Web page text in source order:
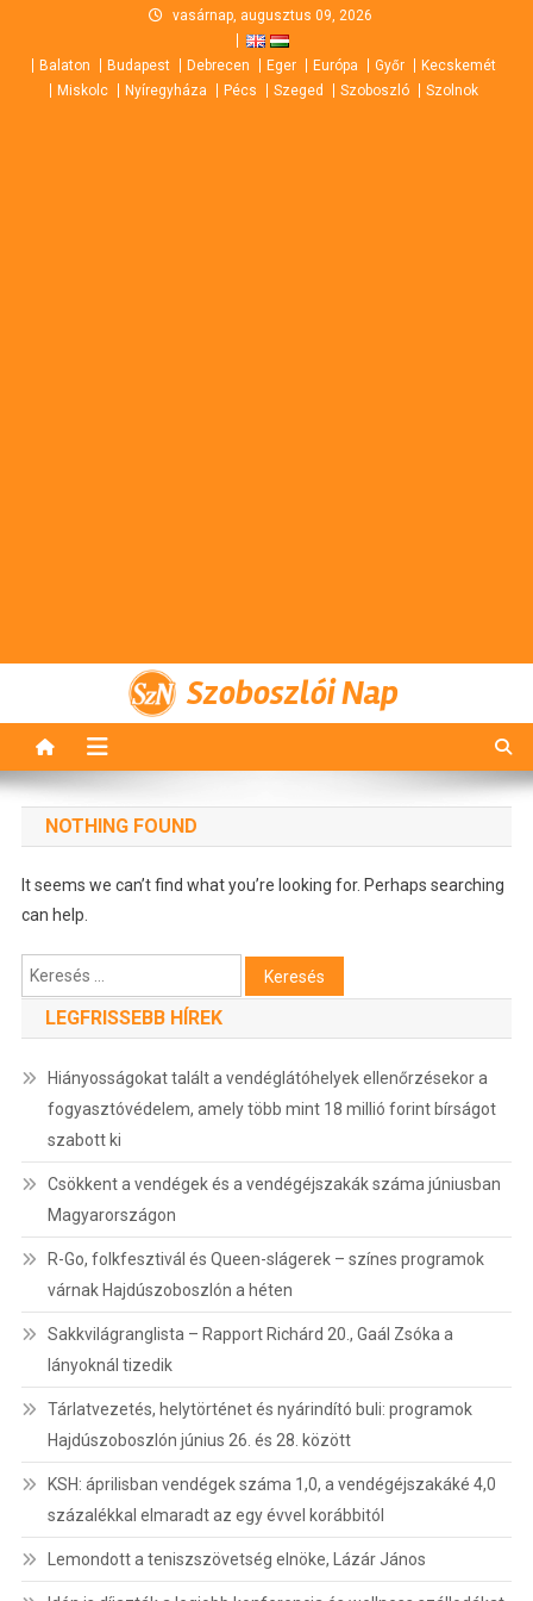
content
vasárnap, augusztus 09, 2026
Balaton Budapest Debrecen Eger Európa Győr
Kecskemét
Miskolc
Nyíregyháza Pécs Szeged Szoboszló Szolnok
Szoboszlói Nap
NOTHING FOUND
It seems we can’t find what you’re looking for. Perhaps searching
can help.
Keresés:
LEGFRISSEBB HÍREK
Hiányosságokat talált a vendéglátóhelyek ellenőrzésekor a
fogyasztóvédelem, amely több mint 18 millió forint bírságot
szabott ki
Csökkent a vendégek és a vendégéjszakák száma júniusban
Magyarországon
R-Go, folkfesztivál és Queen-slágerek – színes programok
várnak Hajdúszoboszlón a héten
Sakkvilágranglista – Rapport Richárd 20., Gaál Zsóka a
lányoknál tizedik
Tárlatvezetés, helytörténet és nyárindító buli: programok
Hajdúszoboszlón június 26. és 28. között
KSH: áprilisban vendégek száma 1,0, a vendégéjszakáké 4,0
százalékkal elmaradt az egy évvel korábbitól
Lemondott a teniszszövetség elnöke, Lázár János